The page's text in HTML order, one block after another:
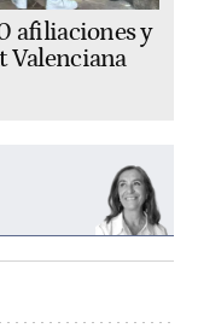
afiliaciones y
Valenciana